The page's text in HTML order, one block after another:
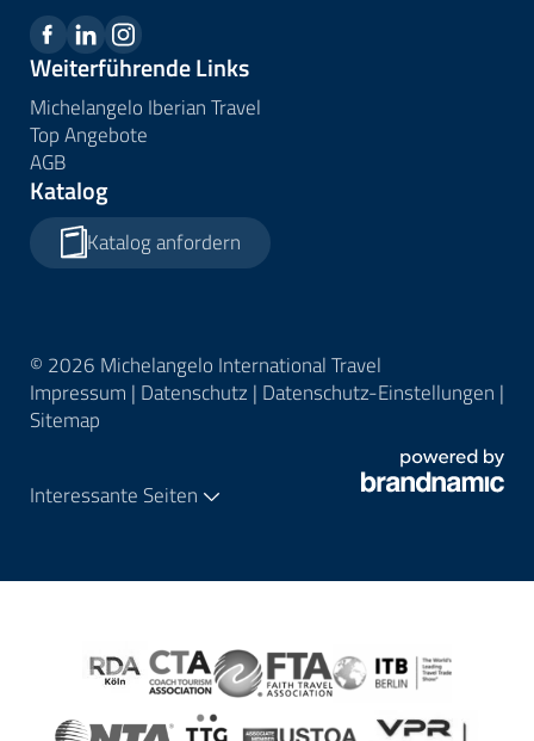
Weiterführende Links
Michelangelo Iberian Travel
Top Angebote
AGB
Katalog
Katalog anfordern
© 2026 Michelangelo International Travel
Impressum | Datenschutz | Datenschutz-Einstellungen |
Sitemap
Interessante Seiten